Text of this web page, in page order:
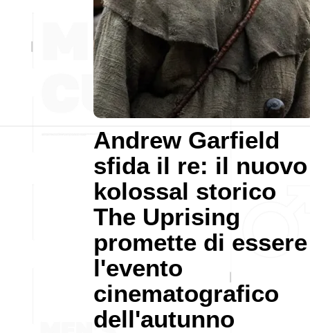
Andrew Garfield
sfida il re: il nuovo
kolossal storico
The Uprising
promette di essere
l'evento
cinematografico
dell'autunno